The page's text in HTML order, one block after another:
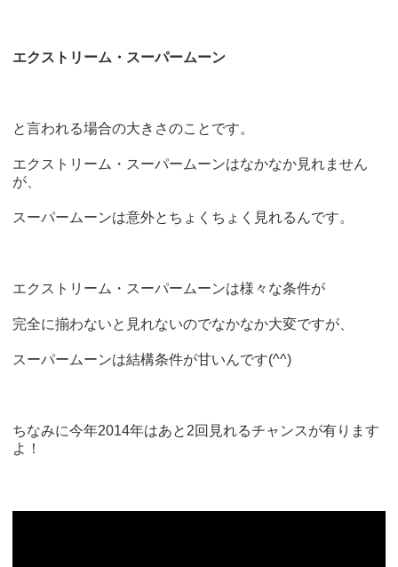
エクストリーム・スーパームーン
と言われる場合の大きさのことです。
エクストリーム・スーパームーンはなかなか見れません
が、
スーパームーンは意外とちょくちょく見れるんです。
エクストリーム・スーパームーンは様々な条件が
完全に揃わないと見れないのでなかなか大変ですが、
スーパームーンは結構条件が甘いんです(^^)
ちなみに今年2014年はあと2回見れるチャンスが有ります
よ！